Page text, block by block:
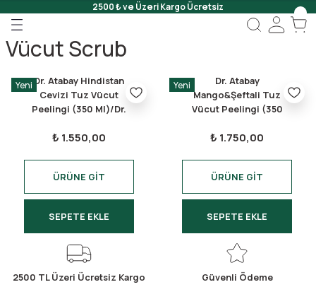
2500 ₺ ve Üzeri Kargo Ücretsiz
Geri Dön
Geri Dön
Geri Dön
Vücut Scrub
YeniDr. Atabay Hindistan
Cevizi Tuz Vücut
Peelingi (350 Ml)/Dr.
Body Scrub (350 Ml)
₺ 1.550,00
ÜRÜNE GİT
SEPETE EKLE
Yeni
Dr. Atabay
Mango&Şeftali Tuz
Vücut Peelingi (350
Mango&Peach Salt
₺ 1.750,00
ÜRÜNE GİT
SEPETE EKLE
2500 TL Üzeri Ücretsiz Kargo Güvenli Ödeme